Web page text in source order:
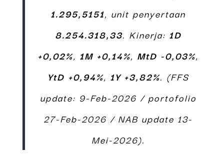
1.295,5151, unit penyertaan
8.254.318,33. Kinerja: 1D
+0,02%, 1M +0,14%, MtD -0,03%,
YtD +0,94%, 1Y +3,82%. (FFS
update: 9-Feb-2026 / portofolio
27-Feb-2026 / NAB update 13-
Mei-2026).